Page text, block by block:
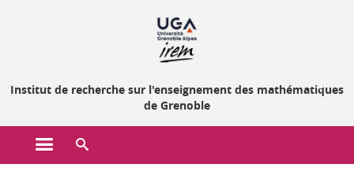
Institut de recherche sur l'enseignement des mathématiques
de Grenoble
Ouvrir le menu principal